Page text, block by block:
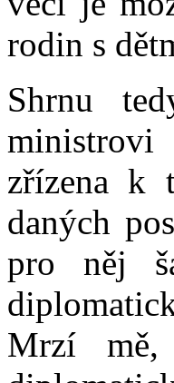
rodin s
Shrnu
ministrovi
zřízena k
daných
pro něj
Mrzí mě,